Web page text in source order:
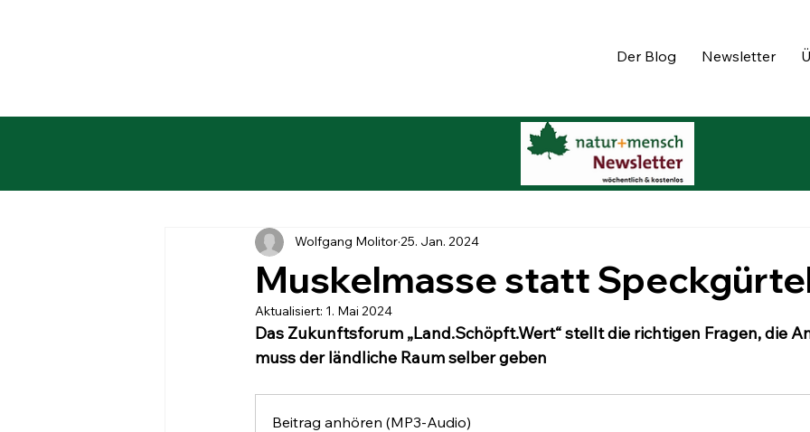
Der Blog Newsletter
Muskelmasse statt
Wolfgang Molitor25. Jan. 2024
Aktualisiert: 1. Mai 2024
Das Zukunftsforum „Land.Schöpft.Wert“ stellt die richtigen Fragen, die
muss der ländliche Raum selber geben
Beitrag anhören (MP3-Audio)